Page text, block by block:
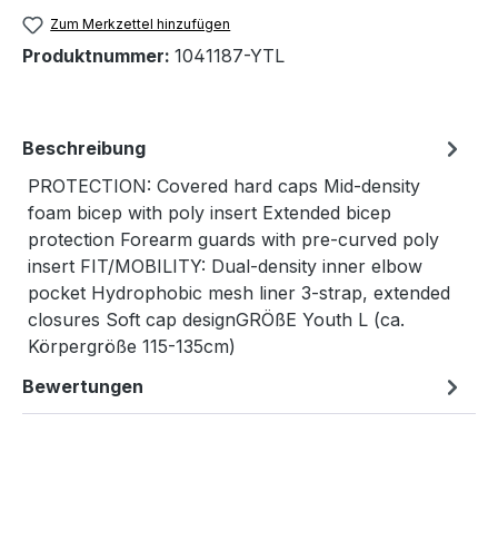
Zum Merkzettel hinzufügen
Produktnummer: 1041187-YTL
Beschreibung
PROTECTION: Covered hard caps Mid-density
foam bicep with poly insert Extended bicep
protection Forearm guards with pre-curved poly
insert FIT/MOBILITY: Dual-density inner elbow
pocket Hydrophobic mesh liner 3-strap, extended
closures Soft cap designGRÖßE Youth L (ca.
Körpergröße 115-135cm)
Bewertungen